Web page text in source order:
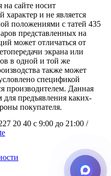
на сайте носит
и не является
положениями с татей 435
представленных на
может отличаться от
экрана или
в одной и той же
также может
спецификой
производителем. Данная
для предъявления каких-
покупателя.
20 40 с 9:00 до 21:00 /